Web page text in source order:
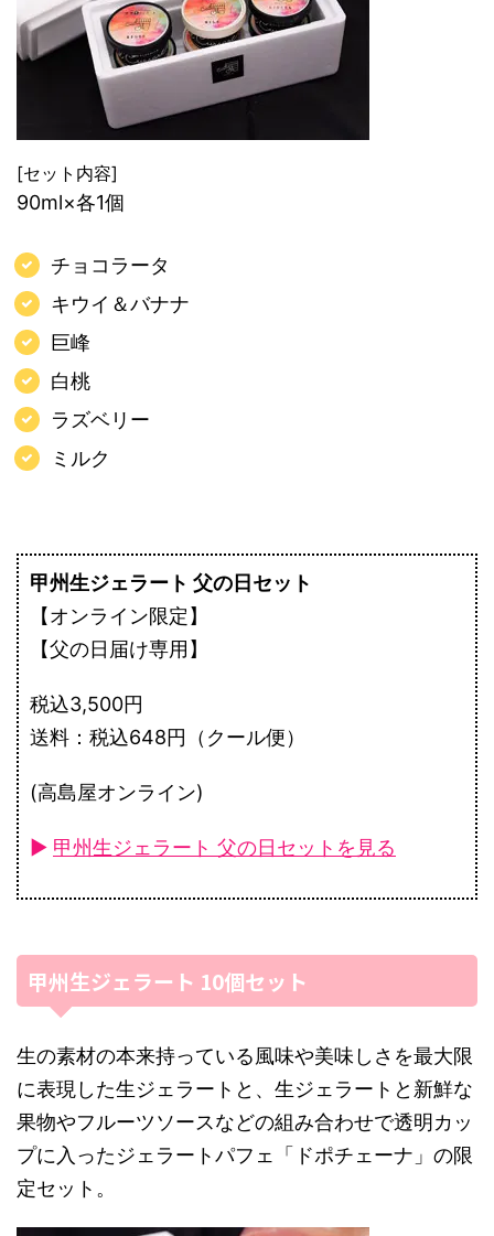
[セット内容]
90ml×各1個
チョコラータ
キウイ＆バナナ
巨峰
白桃
ラズベリー
ミルク
甲州生ジェラート 父の日セット
【オンライン限定】
【父の日届け専用】
税込3,500円
送料：税込648円（クール便）
(高島屋オンライン)
► 甲州生ジェラート 父の日セットを見る
甲州生ジェラート 10個セット
生の素材の本来持っている風味や美味しさを最大限
に表現した生ジェラートと、生ジェラートと新鮮な
果物やフルーツソースなどの組み合わせで透明カッ
プに入ったジェラートパフェ「ドポチェーナ」の限
定セット。